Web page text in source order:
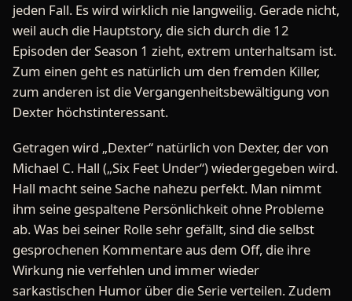
jeden Fall. Es wird wirklich nie langweilig. Gerade nicht,
weil auch die Hauptstory, die sich durch die 12
Episoden der Season 1 zieht, extrem unterhaltsam ist.
Zum einen geht es natürlich um den fremden Killer,
zum anderen ist die Vergangenheitsbewältigung von
Dexter höchstinteressant.
Getragen wird „Dexter“ natürlich von Dexter, der von
Michael C. Hall („Six Feet Under“) wiedergegeben wird.
Hall macht seine Sache nahezu perfekt. Man nimmt
ihm seine gespaltene Persönlichkeit ohne Probleme
ab. Was bei seiner Rolle sehr gefällt, sind die selbst
gesprochenen Kommentare aus dem Off, die ihre
Wirkung nie verfehlen und immer wieder
sarkastischen Humor über die Serie verteilen. Zudem